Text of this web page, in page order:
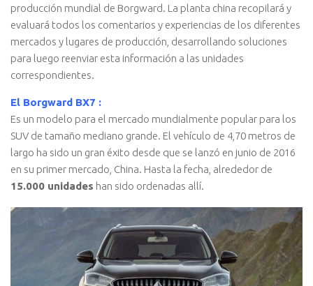
producción mundial de Borgward. La planta china recopilará y
evaluará todos los comentarios y experiencias de los diferentes
mercados y lugares de producción, desarrollando soluciones
para luego reenviar esta información a las unidades
correspondientes.
El Borgward BX7 :
Es un modelo para el mercado mundialmente popular para los
SUV de tamaño mediano grande. El vehículo de 4,70 metros de
largo ha sido un gran éxito desde que se lanzó en junio de 2016
en su primer mercado, China. Hasta la fecha, alrededor de
15.000 unidades han sido ordenadas allí.